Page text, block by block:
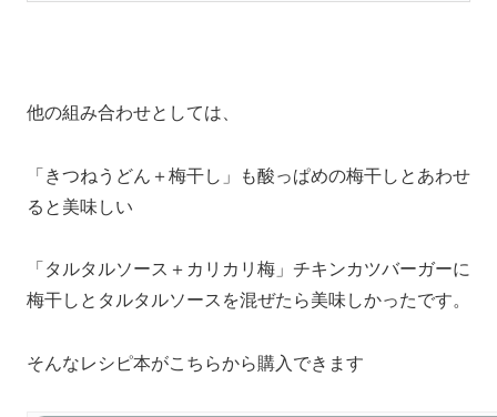
他の組み合わせとしては、
「きつねうどん＋梅干し」も酸っぱめの梅干しとあわせ
ると美味しい
「タルタルソース＋カリカリ梅」チキンカツバーガーに
梅干しとタルタルソースを混ぜたら美味しかったです。
そんなレシピ本がこちらから購入できます